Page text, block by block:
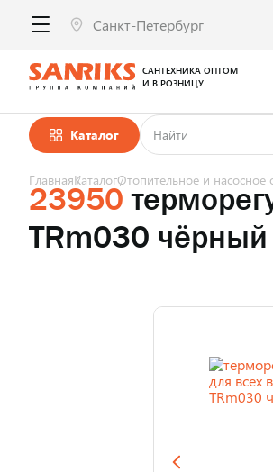
Каталог
САНТЕХНИКА ОПТОМ
И В РОЗНИЦУ
ГлавнаяКаталогОтопительное и насосное
23950
TRm030 чёрный